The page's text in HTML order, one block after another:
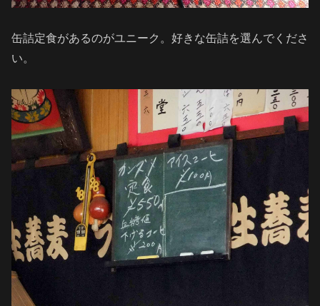
缶詰定食があるのがユニーク。好きな缶詰を選んでくださ
い。